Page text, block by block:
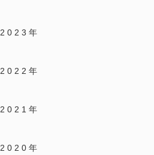
2023年
2022年
2021年
2020年